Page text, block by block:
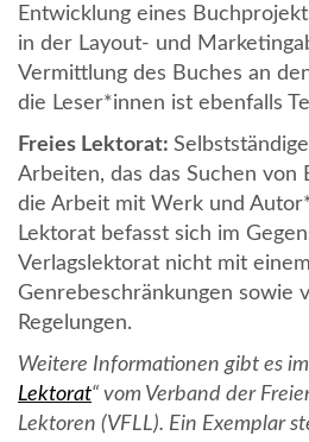
Entwicklung eines
in der Layout- und
Vermittlung des Buches an
die Leser*innen ist ebenfalls
Freies Lektorat:
Arbeiten, das das Suchen von
die Arbeit mit Werk und
Lektorat befasst sich im
Verlagslektorat nicht mit
Genrebeschränkungen sowie
Regelungen.
Weitere Informationen gibt es im
Lektorat“ vom Verband der
Lektoren (VFLL). Ein Exemplar